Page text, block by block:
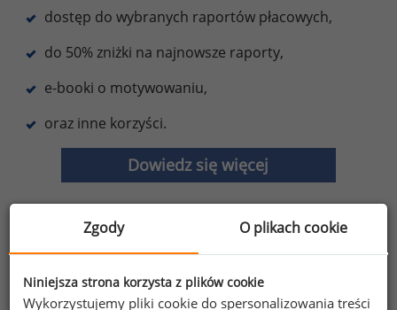
dostęp do wybranych raportów płacowych,
do 50% zniżki na najnowsze raporty,
e-booki o motywowaniu,
oraz inne korzyści.
Dowiedz się więcej
Wybierz opcję dostosowana do Twoich
potrzeb!Przetestuj strefę premium.
Zgody O plikach cookie
Niniejsza strona korzysta z plików cookie
Wykorzystujemy pliki cookie do spersonalizowania treści